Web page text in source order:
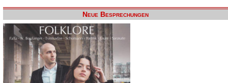
Neue Besprechungen